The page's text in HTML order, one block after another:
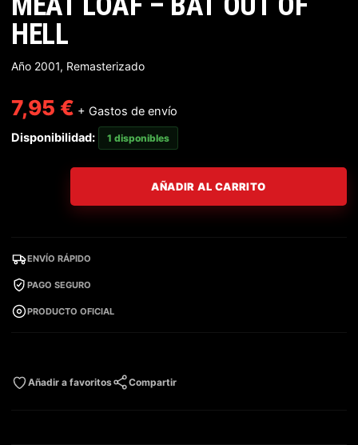
HELL
Año 2001, Remasterizado
7,95 € + Gastos de envío
Disponibilidad:
1 disponibles
AÑADIR AL CARRITO
ENVÍO RÁPIDO
PAGO SEGURO
PRODUCTO OFICIAL
Añadir a favoritos Compartir